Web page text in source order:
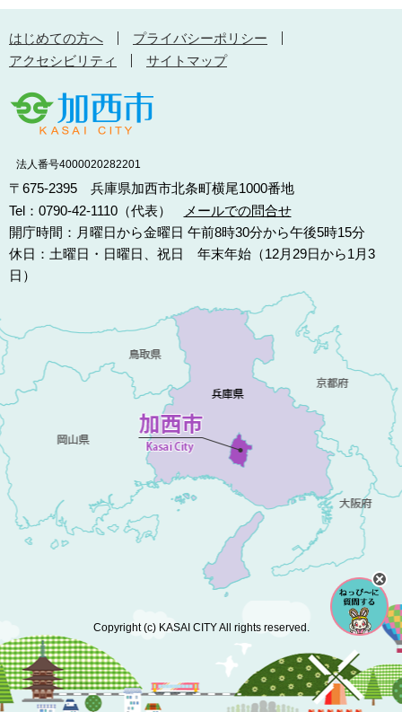
はじめての方へ
プライバシーポリシー
アクセシビリティ
サイトマップ
法人番号4000020282201
〒675-2395 兵庫県加西市北条町横尾1000番地
Tel：0790-42-1110（代表）
メールでの問合せ
開庁時間：月曜日から金曜日 午前8時30分から午後5時15分
休日：土曜日・日曜日、祝日 年末年始（12月29日から1月3
日）
Copyright (c) KASAI CITY All rights reserved.